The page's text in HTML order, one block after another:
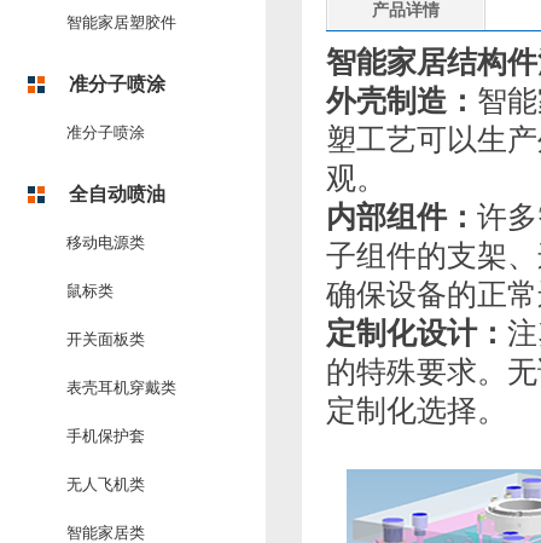
智能家居塑胶件
准分子喷涂
准分子喷涂
全自动喷油
移动电源类
鼠标类
开关面板类
表壳耳机穿戴类
手机保护套
无人飞机类
智能家居类
产品详情
智能家居结构
外壳制造： 智
塑工艺可以生
观。
内部组件： 许
子组件的支架
确保设备的正
定制化设计：
的特殊要求。
定制化选择。